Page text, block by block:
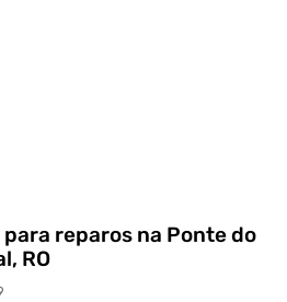
reparos na Ponte do
RO